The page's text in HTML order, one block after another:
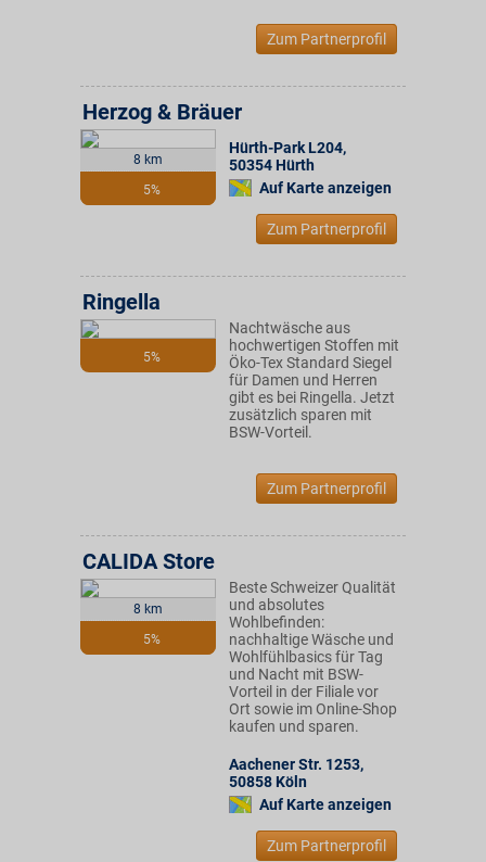
Zum Partnerprofil
8 km
5%
Herzog & Bräuer
Hürth-Park L204,
50354 Hürth
Auf Karte anzeigen
Zum Partnerprofil
5%
Ringella
Nachtwäsche aus
hochwertigen Stoffen mit
Öko-Tex Standard Siegel
für Damen und Herren
gibt es bei Ringella. Jetzt
zusätzlich sparen mit
BSW-Vorteil.
Zum Partnerprofil
8 km
5%
CALIDA Store
Beste Schweizer Qualität
und absolutes
Wohlbefinden:
nachhaltige Wäsche und
Wohlfühlbasics für Tag
und Nacht mit BSW-
Vorteil in der Filiale vor
Ort sowie im Online-Shop
kaufen und sparen.
Aachener Str. 1253,
50858 Köln
Auf Karte anzeigen
Zum Partnerprofil